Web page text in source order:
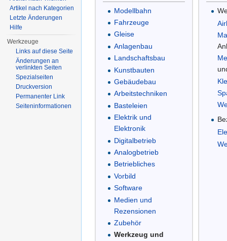
Modellbahn
Fahrzeuge
Gleise
Anlagenbau
Landschaftsbau
Kunstbauten
Gebäudebau
Arbeitstechniken
Basteleien
Elektrik und
Elektronik
Digitalbetrieb
Analogbetrieb
Betriebliches
Vorbild
Software
Medien und
Rezensionen
Zubehör
Werkzeug und
Artikel nach Kategorien
Letzte Änderungen
Hilfe
Werkzeuge
Links auf diese Seite
Änderungen an
verlinkten Seiten
Spezialseiten
Druckversion
Permanenter Link
Seiten­informationen